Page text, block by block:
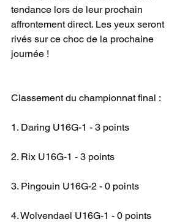
tendance lors de leur prochain
affrontement direct. Les yeux seront
rivés sur ce choc de la prochaine
journée !
Classement du championnat final :
1. Daring U16G-1 - 3 points
2. Rix U16G-1 - 3 points
3. Pingouin U16G-2 - 0 points
4. Wolvendael U16G-1 - 0 points